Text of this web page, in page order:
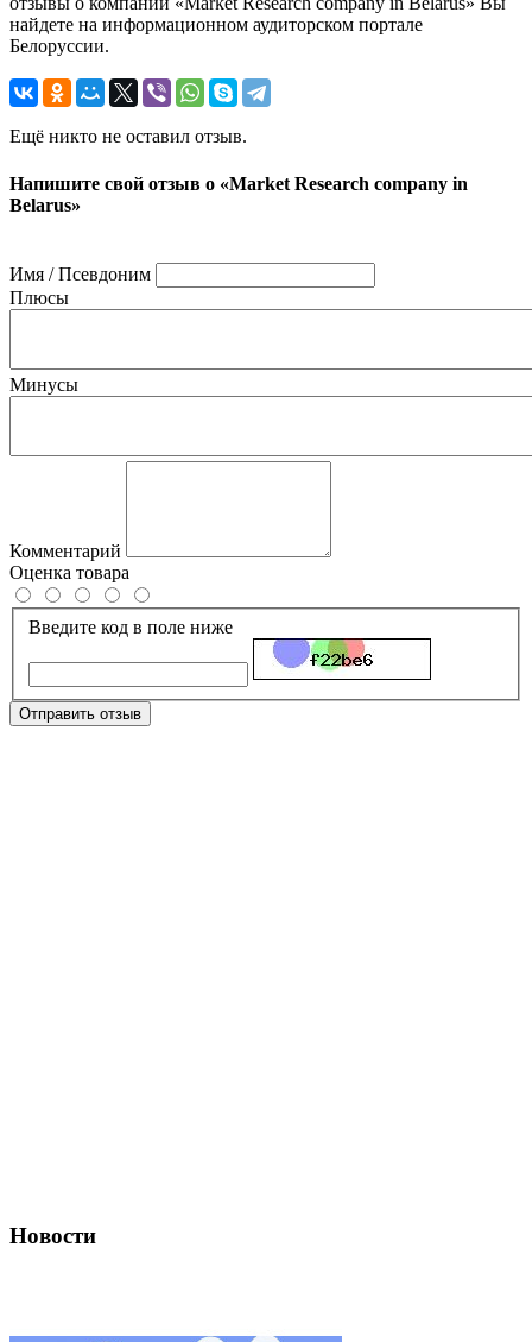
найдете на информационном аудиторском портале
Белоруссии.
Ещё никто не оставил отзыв.
Напишите свой отзыв о «Market Research company in
Belarus»
Имя / Псевдоним
Плюсы
Минусы
Комментарий
Оценка товара
Введите код в поле ниже
Отправить отзыв
Новости